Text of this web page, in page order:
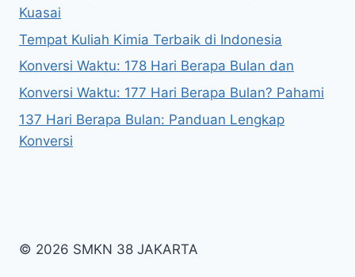
Kuasai
Tempat Kuliah Kimia Terbaik di Indonesia
Konversi Waktu: 178 Hari Berapa Bulan dan
Konversi Waktu: 177 Hari Berapa Bulan? Pahami
137 Hari Berapa Bulan: Panduan Lengkap
Konversi
© 2026 SMKN 38 JAKARTA